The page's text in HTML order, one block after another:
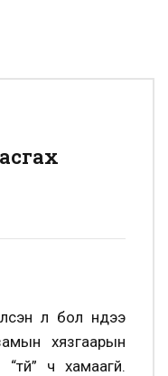
л бол нүдээ
хязгаарын
ч хамаагүй.